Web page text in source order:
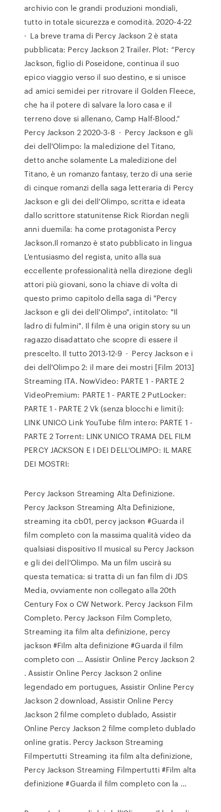
archivio con le grandi produzioni mondiali,
tutto in totale sicurezza e comodità. 2020-4-22
· La breve trama di Percy Jackson 2 è stata
pubblicata: Percy Jackson 2 Trailer. Plot: “Percy
Jackson, figlio di Poseidone, continua il suo
epico viaggio verso il suo destino, e si unisce
ad amici semidei per ritrovare il Golden Fleece,
che ha il potere di salvare la loro casa e il
terreno dove si allenano, Camp Half-Blood.”
Percy Jackson 2 2020-3-8 · Percy Jackson e gli
dei dell'Olimpo: la maledizione del Titano,
detto anche solamente La maledizione del
Titano, è un romanzo fantasy, terzo di una serie
di cinque romanzi della saga letteraria di Percy
Jackson e gli dei dell'Olimpo, scritta e ideata
dallo scrittore statunitense Rick Riordan negli
anni duemila: ha come protagonista Percy
Jackson.Il romanzo è stato pubblicato in lingua
L'entusiasmo del regista, unito alla sua
eccellente professionalità nella direzione degli
attori più giovani, sono la chiave di volta di
questo primo capitolo della saga di "Percy
Jackson e gli dei dell'Olimpo", intitolato: "Il
ladro di fulmini". Il film è una origin story su un
ragazzo disadattato che scopre di essere il
prescelto. Il tutto 2013-12-9 · Percy Jackson e i
dei dell'Olimpo 2: il mare dei mostri [Film 2013]
Streaming ITA. NowVideo: PARTE 1 - PARTE 2
VideoPremium: PARTE 1 - PARTE 2 PutLocker:
PARTE 1 - PARTE 2 Vk (senza blocchi e limiti):
LINK UNICO Link YouTube film intero: PARTE 1 -
PARTE 2 Torrent: LINK UNICO TRAMA DEL FILM
PERCY JACKSON E I DEI DELL'OLIMPO: IL MARE
DEI MOSTRI:
Percy Jackson Streaming Alta Definizione.
Percy Jackson Streaming Alta Definizione,
streaming ita cb01, percy jackson #Guarda il
film completo con la massima qualità video da
qualsiasi dispositivo Il musical su Percy Jackson
e gli dei dell’Olimpo. Ma un film uscirà su
questa tematica: si tratta di un fan film di JDS
Media, ovviamente non collegato alla 20th
Century Fox o CW Network. Percy Jackson Film
Completo. Percy Jackson Film Completo,
Streaming ita film alta definizione, percy
jackson #Film alta definizione #Guarda il film
completo con … Assistir Online Percy Jackson 2
. Assistir Online Percy Jackson 2 online
legendado em portugues, Assistir Online Percy
Jackson 2 download, Assistir Online Percy
Jackson 2 filme completo dublado, Assistir
Online Percy Jackson 2 filme completo dublado
online gratis. Percy Jackson Streaming
Filmpertutti Streaming ita film alta definizione,
Percy Jackson Streaming Filmpertutti #Film alta
definizione #Guarda il film completo con la …